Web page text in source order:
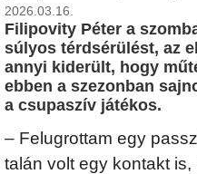
2026.03.16.
Filipovity Péter a
súlyos térdsérülést, az
annyi kiderült, hogy
ebben a szezonban
a csupaszív játékos.
– Felugrottam egy
talán volt egy kontakt